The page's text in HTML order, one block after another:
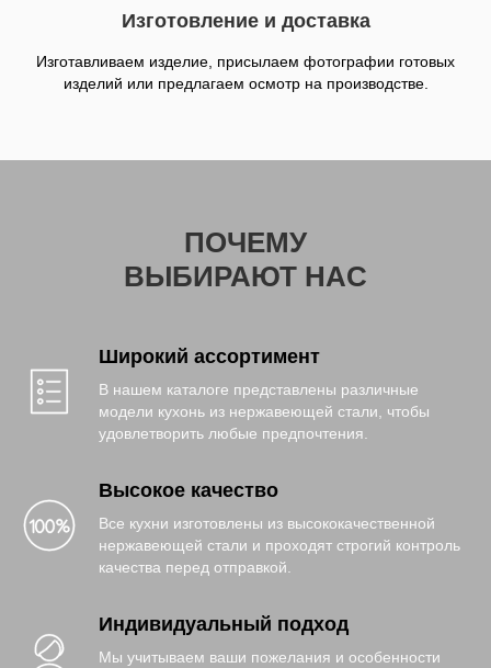
Изготовление и доставка
Изготавливаем изделие, присылаем фотографии готовых
изделий или предлагаем осмотр на производстве.
ПОЧЕМУ
ВЫБИРАЮТ НАC
Широкий ассортимент
В нашем каталоге представлены различные
модели кухонь из нержавеющей стали, чтобы
удовлетворить любые предпочтения.
Высокое качество
Все кухни изготовлены из высококачественной
нержавеющей стали и проходят строгий контроль
качества перед отправкой.
Индивидуальный подход
Мы учитываем ваши пожелания и особенности